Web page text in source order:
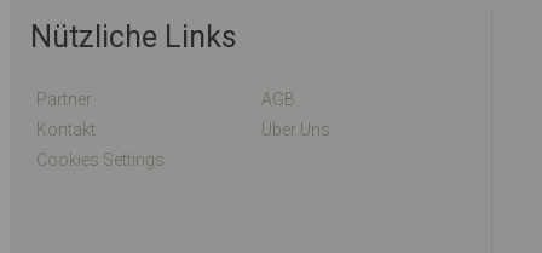
Nützliche Links
Partner
AGB
Kontakt
Über Uns
Cookies Settings